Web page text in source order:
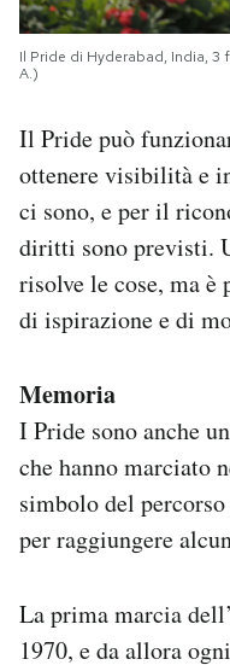
Il Pride di Hyderabad, India, 3
A.)
Il Pride può
ottenere visibilità e
ci sono, e per il
diritti sono previsti.
risolve le cose, ma è
di ispirazione e di
Memoria
I Pride sono anche
che hanno marciato
simbolo del
per raggiungere
La prima marcia
1970, e da allora